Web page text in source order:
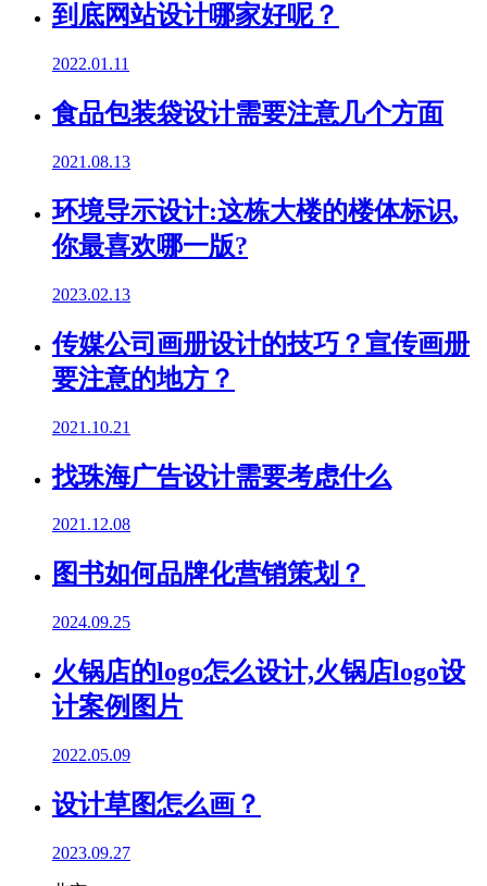
到底网站设计哪家好呢？
2022.01.11
食品包装袋设计需要注意几个方面
2021.08.13
环境导示设计:这栋大楼的楼体标识,
你最喜欢哪一版?
2023.02.13
传媒公司画册设计的技巧？宣传画册
要注意的地方？
2021.10.21
找珠海广告设计需要考虑什么
2021.12.08
图书如何品牌化营销策划？
2024.09.25
火锅店的logo怎么设计,火锅店logo设
计案例图片
2022.05.09
设计草图怎么画？
2023.09.27